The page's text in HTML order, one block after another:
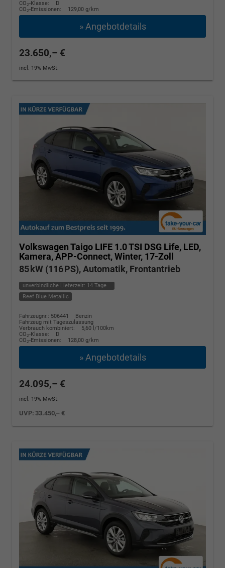
CO2-Klasse:
D
CO2-Emissionen: 129,00 g/km
» Angebotdetails
23.650,– €
incl. 19% MwSt.
Volkswagen Taigo LIFE 1.0 TSI DSG Life, LED,
Kamera, APP-Connect, Winter, 17-Zoll
85 kW (116 PS), Automatik, Frontantrieb
unverbindliche Lieferzeit: 14 Tage
Reef Blue Metallic
Fahrzeugnr.: 506441
Benzin
Fahrzeug mit Tageszulassung
Verbrauch kombiniert:
5,60 l/100km
CO2-Klasse:
D
CO2-Emissionen: 128,00 g/km
» Angebotdetails
24.095,– €
incl. 19% MwSt.
UVP: 33.450,– €